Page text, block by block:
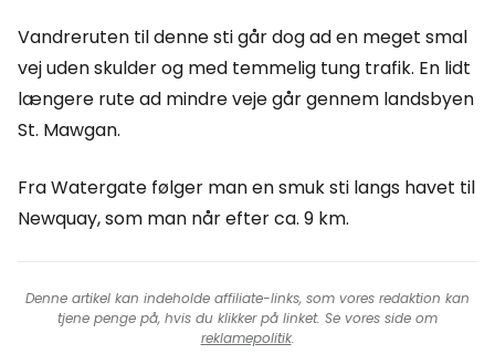
Vandreruten til denne sti går dog ad en meget smal
vej uden skulder og med temmelig tung trafik. En lidt
længere rute ad mindre veje går gennem landsbyen
St. Mawgan.
Fra Watergate følger man en smuk sti langs havet til
Newquay, som man når efter ca. 9 km.
Denne artikel kan indeholde affiliate-links, som vores redaktion kan
tjene penge på, hvis du klikker på linket. Se vores side om
reklamepolitik.